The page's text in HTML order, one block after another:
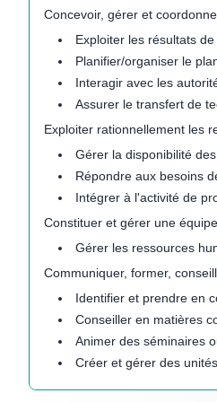
Concevoir, gérer et
Exploiter les résultats
Planifier/organiser le
Interagir avec les
Assurer le transfert de
Exploiter rationnellement les
Gérer la disponibilité
Répondre aux besoins
Intégrer à l'activité de
Constituer et gérer une équipe
Gérer les ressources
Communiquer, former,
Identifier et prendre en
Conseiller en matières
Animer des séminaires
Créer et gérer des